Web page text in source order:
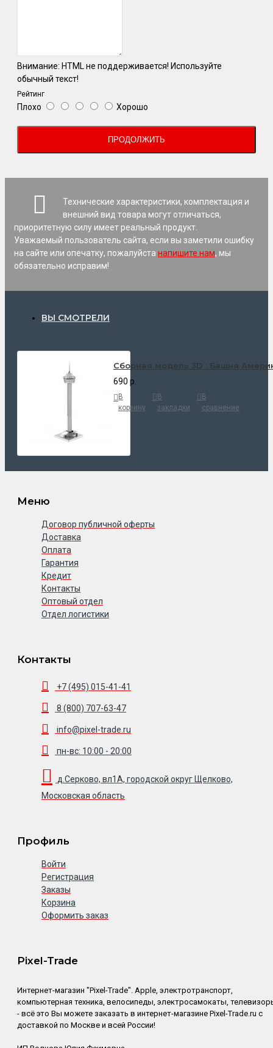
Внимание: HTML не поддерживается! Используйте
обычный текст!
Рейтинг
Плохо Хорошо
ПРОДОЛЖИТЬ
Технические характеристики, комплектация и
внешний вид товара могут отличаться,
приоритетную силу имеет реальный продукт.
Уважаемый пользователь сайта, если вы заметили ошибку
на сайте или опечатку, пожалуйста напишите нам, мы
обязательно исправим!
ВЫ СМОТРЕЛИ
Cборная модель 3D : Башня
690 р.
В
корзину
В
закладки
В
сравнение
Меню
Договор публичной оферты
Доставка
Оплата
Гарантия
Кредит
Контакты
Оптовый отдел
Отдел логистики
Контакты
+7 (495) 015-41-41
8 (800) 707-63-47
info@pixel-trade.ru
пн-вс: 10:00 - 20:00
д.Серково, вл1А, городской округ Щелково,
Московская область
Профиль
Войти
Регистрация
Заказы
Корзина
Оформить заказ
Pixel-Trade
Интернет-магазин "Pixel-Trade". Apple, электротранспорт,
компьютерная техника, велосипеды, электросамокаты,
- всё это Вы можете заказать в интернет-магазине Pixel-Trade.ru с
доставкой по Москве и всей России!